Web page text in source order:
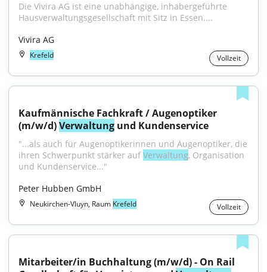
Die Vivira AG ist eine unabhängige, inhabergeführte
Hausverwaltungsgesellschaft mit Sitz in Essen....
Vivira AG
Krefeld Vollzeit
Kaufmännische Fachkraft / Augenoptiker
(m/w/d) Verwaltung und Kundenservice
"...als auch für Augenoptikerinnen und Augenoptiker, die
ihren Schwerpunkt stärker auf Verwaltung, Organisation
und Kundenservice..."
Peter Hubben GmbH
Neukirchen-Vluyn, Raum Krefeld Vollzeit
Mitarbeiter/in Buchhaltung (m/w/d) - On Rail